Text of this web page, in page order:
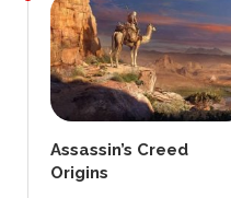
Assassin’s Creed
Origins